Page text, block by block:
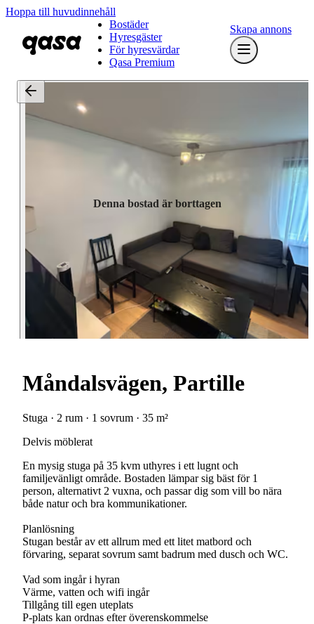
Hoppa till huvudinnehåll
Bostäder
Hyresgäster
För hyresvärdar
Qasa Premium
Skapa annons
Denna bostad är borttagen
Måndalsvägen, Partille
Stuga · 2 rum · 1 sovrum · 35 m²
Delvis möblerat
En mysig stuga på 35 kvm uthyres i ett lugnt och
familjevänligt område. Bostaden lämpar sig bäst för 1
person, alternativt 2 vuxna, och passar dig som vill bo nära
både natur och bra kommunikationer.
Planlösning
Stugan består av ett allrum med ett litet matbord och
förvaring, separat sovrum samt badrum med dusch och WC.
Vad som ingår i hyran
Värme, vatten och wifi ingår
Tillgång till egen uteplats
P-plats kan ordnas efter överenskommelse